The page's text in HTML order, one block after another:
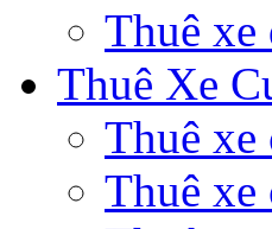
Thuê
Thuê Xe
Thuê xe
Thuê xe